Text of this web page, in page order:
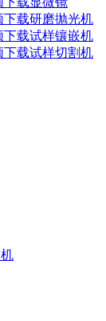
下载研磨抛光机
下载试样镶嵌机
下载试样切割机